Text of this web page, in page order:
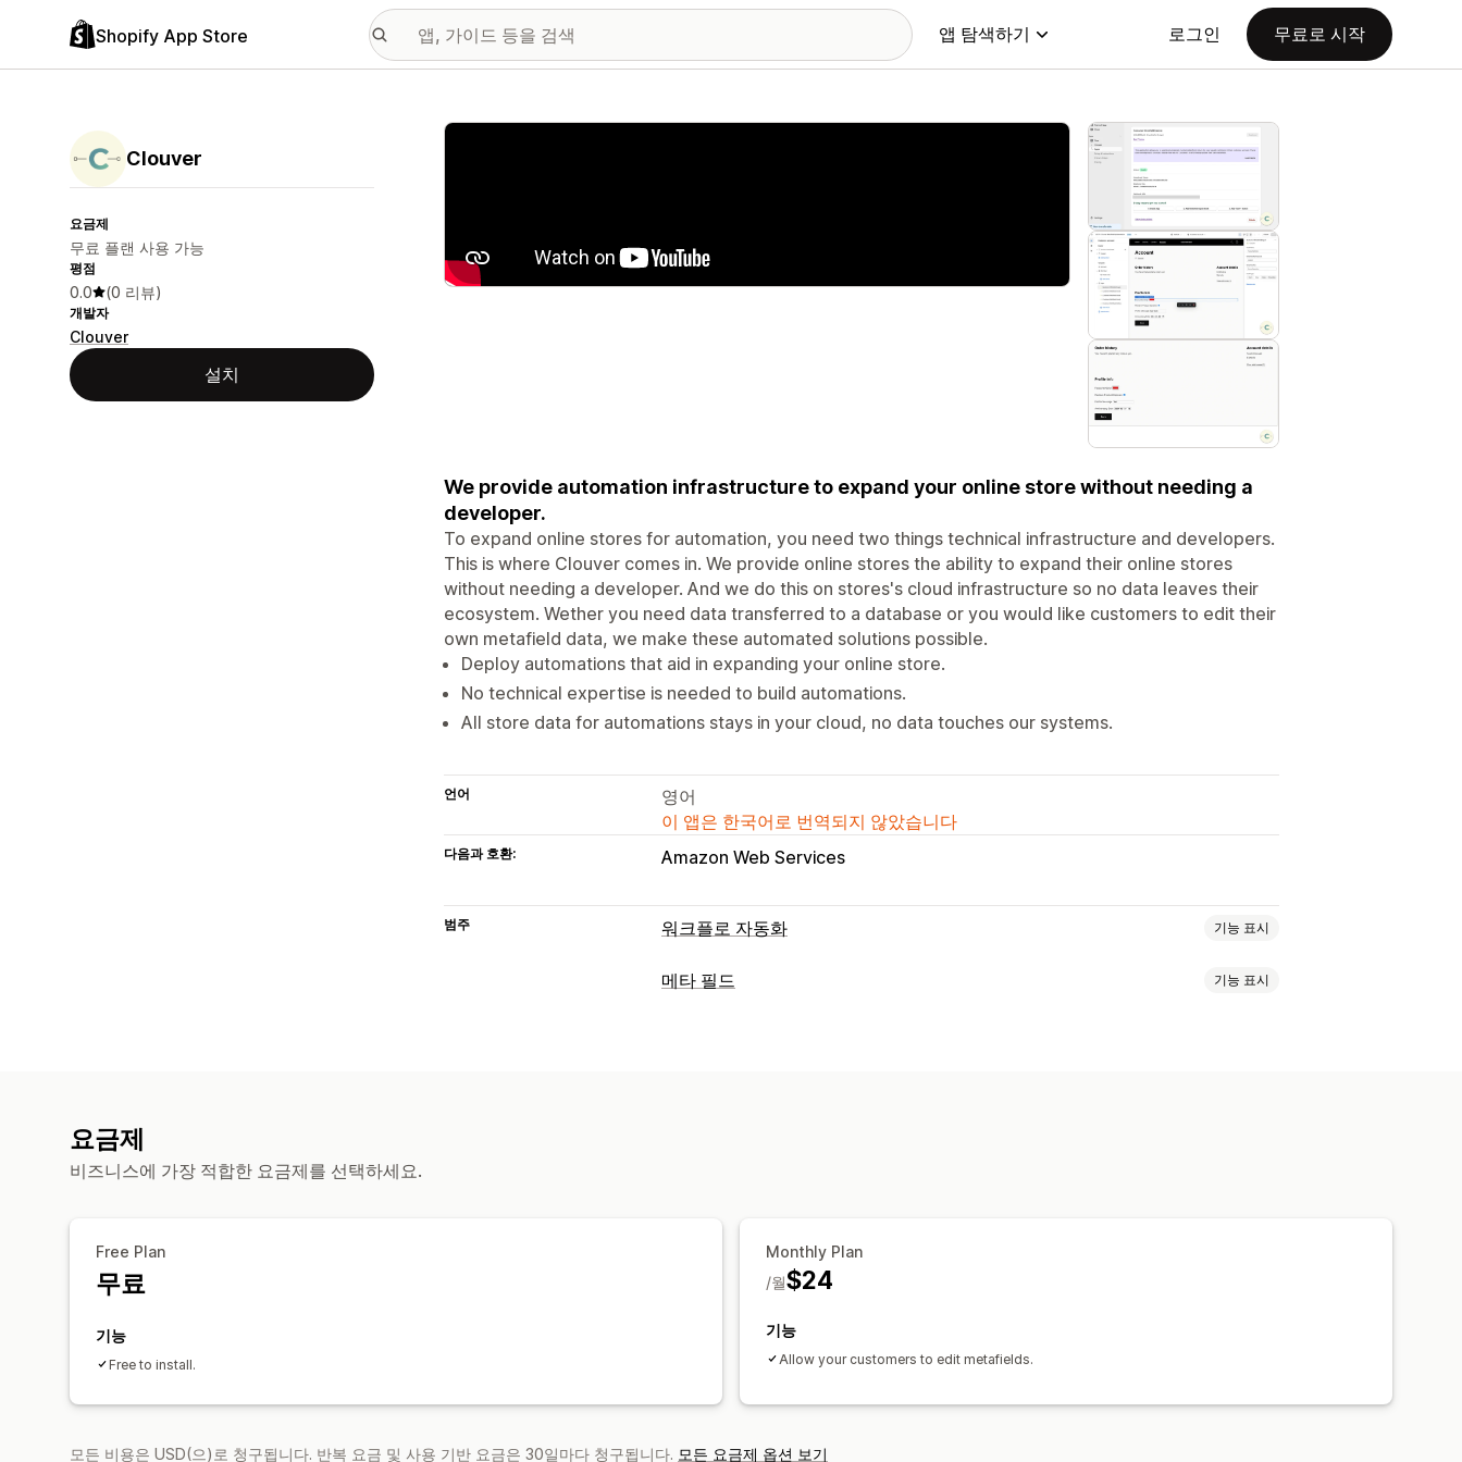
Shopify App Store 앱 탐색하기 로그인 무료로 시작
Clouver
요금제
무료 플랜 사용 가능
평점
0.0 (0 리뷰)
개발자
Clouver
설치
추천 이미지 갤러리
We provide automation infrastructure to expand your online store without needing a
developer.
To expand online stores for automation, you need two things technical infrastructure and developers.
This is where Clouver comes in. We provide online stores the ability to expand their online stores
without needing a developer. And we do this on stores's cloud infrastructure so no data leaves their
ecosystem. Wether you need data transferred to a database or you would like customers to edit their
own metafield data, we make these automated solutions possible.
Deploy automations that aid in expanding your online store.
No technical expertise is needed to build automations.
All store data for automations stays in your cloud, no data touches our systems.
언어
영어
이 앱은 한국어로 번역되지 않았습니다
다음과 호환: Amazon Web Services
범주 워크플로 자동화 기능 표시
자동화 작업
메타 필드 기능 표시
요금제
비즈니스에 가장 적합한 요금제를 선택하세요.
Free Plan
무료
기능
Free to install.
Monthly Plan
$24
/월
기능
Allow your customers to edit metafields.
모든 비용은 USD(으)로 청구됩니다. 반복 요금 및 사용 기반 요금은 30일마다 청구됩니다. 모든 요금제 옵션 보기